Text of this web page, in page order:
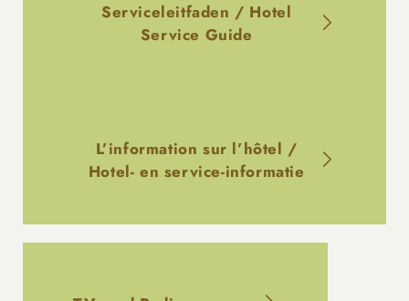
Serviceleitfaden / Hotel
Service Guide
L’information sur l’hôtel /
Hotel- en service-informatie